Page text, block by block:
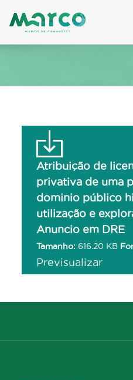
to
Atribuição de
privativa de uma
dominio público
utilização e
Anuncio em DRE
Tamanho: 616.20 KB
Previsualizar